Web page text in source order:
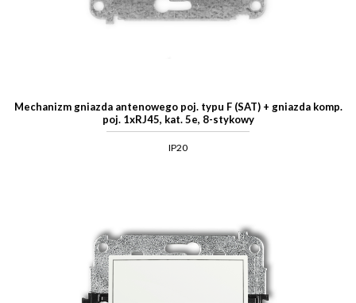
Mechanizm gniazda antenowego poj. typu F (SAT) + gniazda komp.
poj. 1xRJ45, kat. 5e, 8-stykowy
IP20